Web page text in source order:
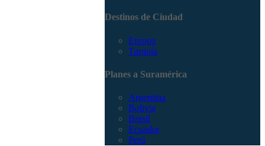
Destinos de Ciudad
Europa
Turquía
Planes a Suramérica
Argentina
Bolivia
Brasil
Ecuador
Perú